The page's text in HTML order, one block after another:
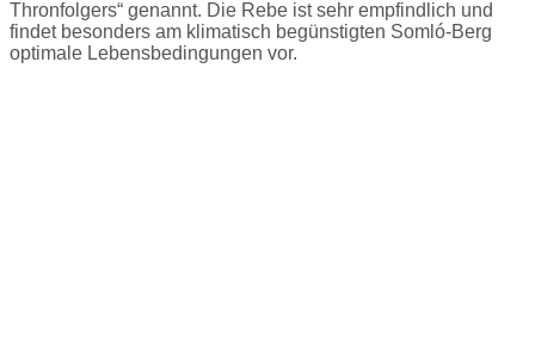
Thronfolgers“ genannt. Die Rebe ist sehr empfindlich und
findet besonders am klimatisch begünstigten Somló-Berg
optimale Lebensbedingungen vor.